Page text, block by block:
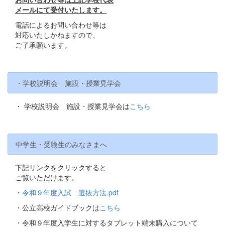
メールにて受付いたします。
電話によるお問い合わせ等は
対応いたしかねますので、
ご了承願います。
・学校説明会 施設・授業見学会
・ 学校説明会 施設・授業見学会はこちら
中学生・受験生のみなさまへ
下記リンクをクリックすると
ご覧いただけます。
・ 令和９年度入試 選抜方法.pdf
・公立高校ガイドブックはこちら
・令和９年度入学生に対するタブレット端末購入について